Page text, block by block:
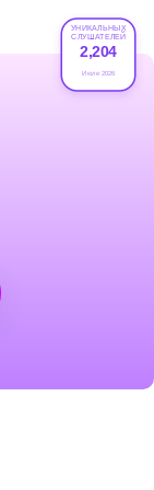
УНИКАЛЬНЫХ
СЛУШАТЕЛЕЙ
2,204
Июле 2026